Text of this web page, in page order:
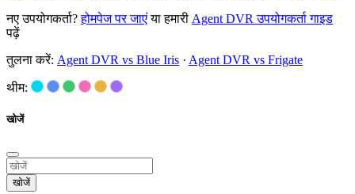
नए उपयोगकर्ता?होमपेज पर जाएंया हमारी Agent DVR उपयोगकर्ता गाइड
पढ़ें
तुलना करें: Agent DVR vs Blue Iris · Agent DVR vs Frigate
थीम:
खोजें
खोजें